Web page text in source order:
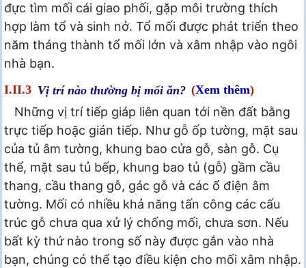
đực tìm mối cái giao phối, gặp môi trường thích
hợp làm tổ và sinh nở. Tổ mối được phát triển theo
năm tháng thành tổ mối lớn và xâm nhập vào ngôi
nhà bạn.
I.II.3 Vị trí nào thường bị mối ăn? (Xem thêm)
Những vị trí tiếp giáp liên quan tới nền đất bằng
trực tiếp hoặc gián tiếp. Như gỗ ốp tường, mặt sau
của tủ âm tường, khung bao cửa gỗ, sàn gỗ. Cụ
thể, mặt sau tủ bếp, khung bao tủ (gỗ) gầm cầu
thang, cầu thang gỗ, gác gỗ và các ổ điện âm
tường. Mối có nhiều khả năng tấn công các cấu
trúc gỗ chưa qua xử lý chống mối, chưa sơn. Nếu
bất kỳ thứ nào trong số này được gắn vào nhà
bạn, chúng có thể tạo điều kiện cho mối xâm nhập.